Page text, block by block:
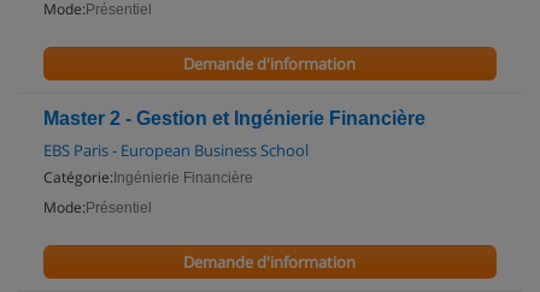
Mode: Présentiel
Demande d'information
Master 2 - Gestion et Ingénierie Financière
EBS Paris - European Business School
Catégorie: Ingénierie Financière
Mode: Présentiel
Demande d'information